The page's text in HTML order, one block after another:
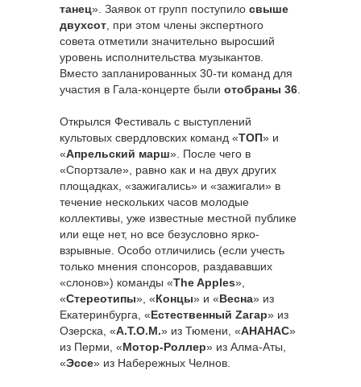
танец». Заявок от групп поступило свыше
двухсот , при этом члены экспертного
совета отметили значительно выросший
уровень исполнительства музыкантов.
Вместо запланированных 30-ти команд для
участия в Гала-концерте были отобраны 36
Открылся Фестиваль с выступлений
культовых свердловских команд «ТОП» и
«Апрельский марш». После чего в
«Спортзале», равно как и на двух других
площадках, «зажигались» и «зажигали» в
течение нескольких часов молодые
коллективы, уже известные местной публике
или еще нет, но все безусловно ярко-
взрывные. Особо отличились (если учесть
только мнения спонсоров, раздававших
«слонов») команды «The Apples»,
«Стереотипы», «Концы» и «Весна» из
Екатеринбурга, «Естественный Zагар» из
Озерска, «А.Т.О.М.» из Тюмени, «АНАНАС»
из Перми, «Мотор-Роллер» из Алма-Аты,
«Эссе» из Набережных Челнов.